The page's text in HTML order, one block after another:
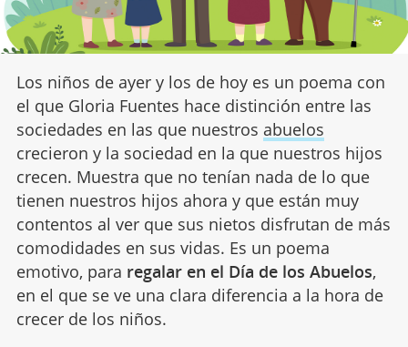
Los niños de ayer y los de hoy es un poema con
el que Gloria Fuentes hace distinción entre las
sociedades en las que nuestros abuelos
crecieron y la sociedad en la que nuestros hijos
crecen. Muestra que no tenían nada de lo que
tienen nuestros hijos ahora y que están muy
contentos al ver que sus nietos disfrutan de más
comodidades en sus vidas. Es un poema
emotivo, para regalar en el Día de los Abuelos,
en el que se ve una clara diferencia a la hora de
crecer de los niños.